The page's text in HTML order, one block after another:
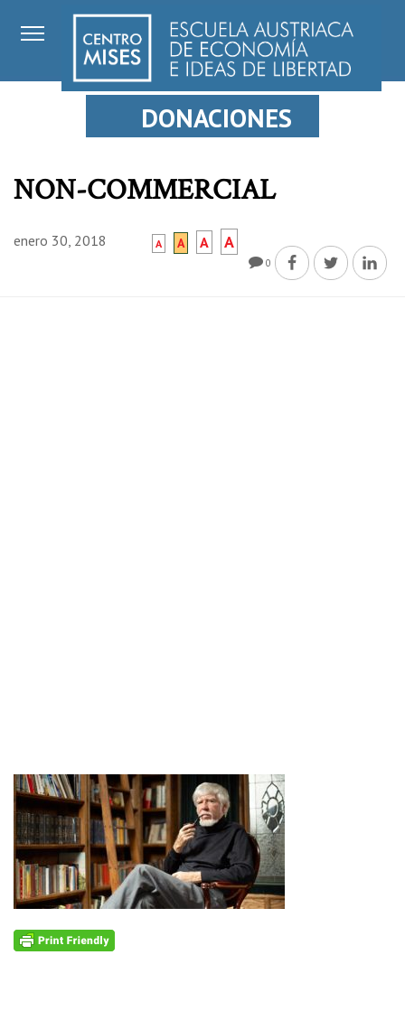
DONACIONES
NON-COMMERCIAL
enero 30, 2018 A A A A
0